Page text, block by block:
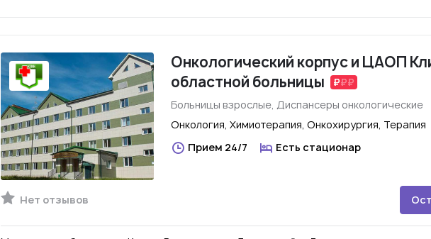
Онкологический корпус и ЦАОП
областной больницы
Больницы взрослые, Диспансеры онкологические
Онкология, Химиотерапия, Онкохирургия, Терапия
Прием 24/7
Есть стационар
Нет отзывов